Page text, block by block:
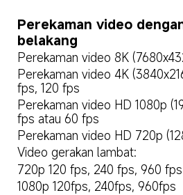
Perekaman video
belakang
Perekaman video 8K
Perekaman video 4K
fps, 120 fps
Perekaman video HD 1080p
fps atau 60 fps
Perekaman video HD 720p
Video gerakan lambat:
720p 120 fps, 240 fps, 960 fps
1080p 120fps, 240fps, 960fps